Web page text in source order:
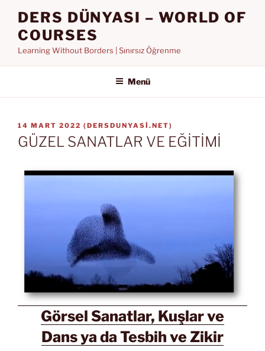
DERS DÜNYASI – WORLD OF
COURSES
Learning Without Borders | Sınırsız Öğrenme
Menü
YAYIM
TARIHI
14 MART 2022 (DERSDUNYASI.NET)
GÜZEL SANATLAR VE EĞİTİMİ
Görsel Sanatlar, Kuşlar ve
Dans ya da Tesbih ve Zikir